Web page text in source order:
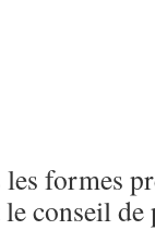
formes
conseil